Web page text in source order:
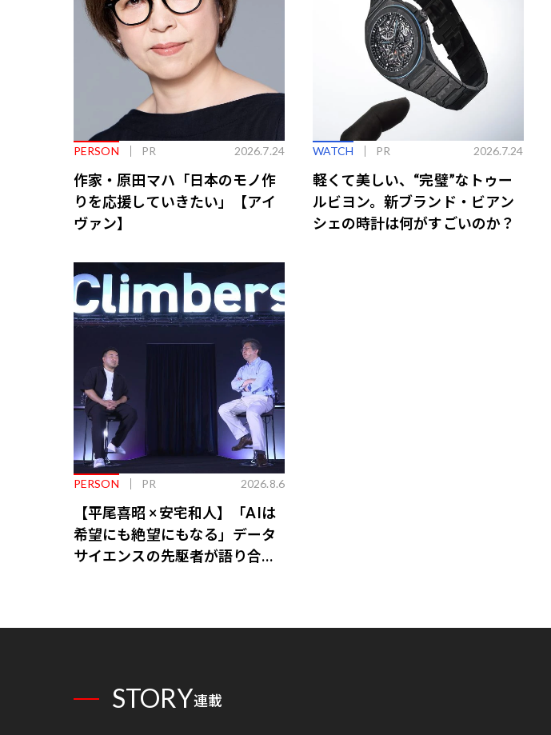
PERSON PR 2026.7.24
作家・原田マハ「日本のモノ作
りを応援していきたい」【アイ
ヴァン】
WATCH PR 2026.7.24
軽くて美しい、“完璧”なトゥー
ルビヨン。新ブランド・ビアン
シェの時計は何がすごいのか？
PERSON PR 2026.8.6
【平尾喜昭 × 安宅和人】「AIは
希望にも絶望にもなる」データ
サイエンスの先駆者が語り合う
STORY連載